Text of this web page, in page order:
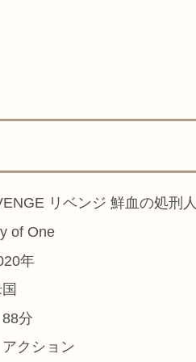
リベンジ 鮮血の処刑
of One
年
88分
クション